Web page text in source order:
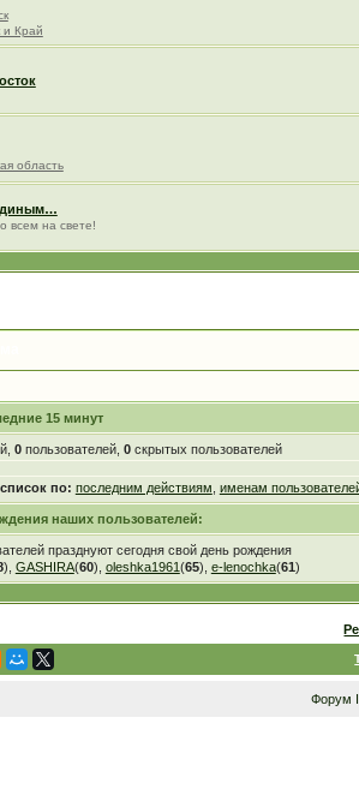
и Край
область
всем на свете!
15 минут
0пользователей, 0скрытых пользователей
по: последним действиям именам
наших пользователей:
празднуют сегодня свой день рождения
), GASHIRA(60), oleshka1961(65), e-lenochka(61)
Форум